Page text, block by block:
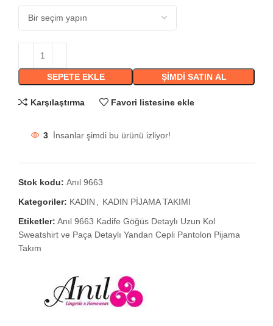
SEPETE EKLE ŞIMDI SATIN AL
Karşılaştırma Favori listesine ekle
3 İnsanlar şimdi bu ürünü izliyor!
Stok kodu: Anıl 9663
Kategoriler: KADIN
KADIN PİJAMA TAKIMI
Etiketler: Anıl 9663 Kadife Göğüs Detaylı Uzun Kol
Sweatshirt ve Paça Detaylı Yandan Cepli Pantolon Pijama
Takım